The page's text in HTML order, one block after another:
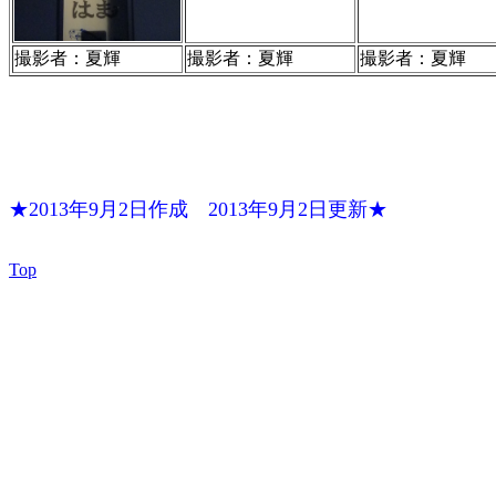
撮影者：夏輝 撮影者：夏輝 撮影者：夏輝
★2013年9月2日作成 2013年9月2日更新★
Top